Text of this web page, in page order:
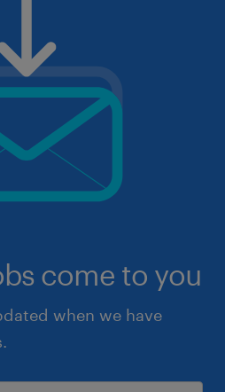
come to you
when we have